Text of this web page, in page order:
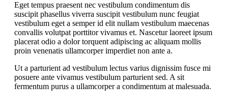
Eget tempus praesent nec vestibulum condimentum dis
suscipit phasellus viverra suscipit vestibulum nunc feugiat
vestibulum eget a semper id elit nullam vestibulum maecenas
convallis volutpat porttitor vivamus et. Nascetur laoreet ipsum
placerat odio a dolor torquent adipiscing ac aliquam mollis
proin venenatis ullamcorper imperdiet non ante a.
Ut a parturient ad vestibulum lectus varius dignissim fusce mi
posuere ante vivamus vestibulum parturient sed. A sit
fermentum purus a ullamcorper a condimentum at malesuada.